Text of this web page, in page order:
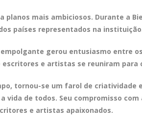
planos mais ambiciosos. Durante a
países representados na
gerou entusiasmo entre
e artistas se reuniram
tornou-se um farol de
vida de todos. Seu compromisso
e artistas apaixonados.